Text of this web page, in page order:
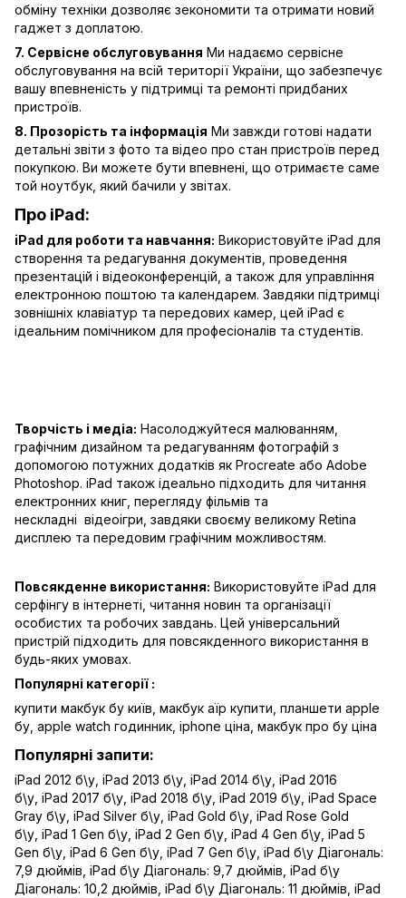
обміну техніки дозволяє зекономити та отримати новий
гаджет з доплатою.
7. Сервісне обслуговування Ми надаємо сервісне
обслуговування на всій території України, що забезпечує
вашу впевненість у підтримці та ремонті придбаних
пристроїв.
8. Прозорість та інформація Ми завжди готові надати
детальні звіти з фото та відео про стан пристроїв перед
покупкою. Ви можете бути впевнені, що отримаєте саме
той ноутбук, який бачили у звітах.
Про iPad:
iPad для роботи та навчання: Використовуйте iPad для
створення та редагування документів, проведення
презентацій і відеоконференцій, а також для управління
електронною поштою та календарем. Завдяки підтримці
зовнішніх клавіатур та передових камер, цей iPad є
ідеальним помічником для професіоналів та студентів.
Творчість і медіа: Насолоджуйтеся малюванням,
графічним дизайном та редагуванням фотографій з
допомогою потужних додатків як Procreate або Adobe
Photoshop. iPad також ідеально підходить для читання
електронних книг, перегляду фільмів та
нескладні відеоігри, завдяки своєму великому Retina
дисплею та передовим графічним можливостям.
Повсякденне використання: Використовуйте iPad для
серфінгу в інтернеті, читання новин та організації
особистих та робочих завдань. Цей універсальний
пристрій підходить для повсякденного використання в
будь-яких умовах.
Популярні категорії :
купити макбук бу київ макбук аїр купити планшети apple
бу apple watch годинник iphone ціна макбук про бу ціна
Популярні запити:
iPad 2012 б\у iPad 2013 б\у iPad 2014 б\у iPad 2016
б\у iPad 2017 б\у iPad 2018 б\у iPad 2019 б\у iPad Space
Gray б\у iPad Silver б\у iPad Gold б\у iPad Rose Gold
б\у iPad 1 Gen б\у iPad 2 Gen б\у iPad 4 Gen б\у iPad 5
Gen б\у iPad 6 Gen б\у iPad 7 Gen б\у iPad б\у Діагональ:
7,9 дюймів iPad б\у Діагональ: 9,7 дюймів iPad б\у
Діагональ: 10,2 дюймів iPad б\у Діагональ: 11 дюймів iPad